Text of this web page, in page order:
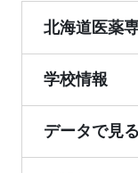
北海道医薬
学校情報
データで見